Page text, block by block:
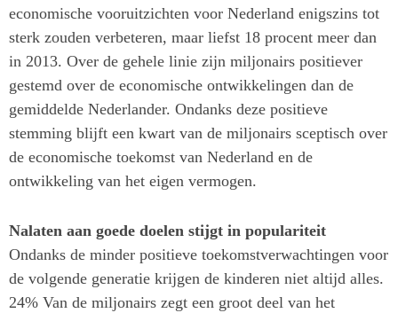
economische vooruitzichten voor Nederland enigszins tot
sterk zouden verbeteren, maar liefst 18 procent meer dan
in 2013. Over de gehele linie zijn miljonairs positiever
gestemd over de economische ontwikkelingen dan de
gemiddelde Nederlander. Ondanks deze positieve
stemming blijft een kwart van de miljonairs sceptisch over
de economische toekomst van Nederland en de
ontwikkeling van het eigen vermogen.
Nalaten aan goede doelen stijgt in populariteit
Ondanks de minder positieve toekomstverwachtingen voor
de volgende generatie krijgen de kinderen niet altijd alles.
24% Van de miljonairs zegt een groot deel van het